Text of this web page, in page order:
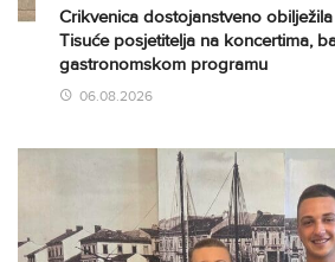
Crikvenica dostojanstveno
Tisuće posjetitelja na koncertima,
gastronomskom programu
06.08.2026